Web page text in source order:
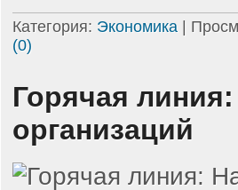
Категория: Экономика |
(0)
Горячая
организаций